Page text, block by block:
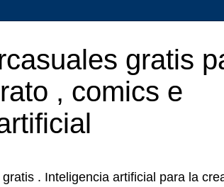
gratis
, comics e
. Inteligencia artificial para la